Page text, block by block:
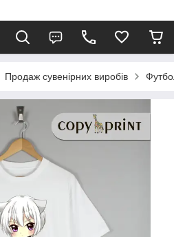
Продаж сувенірних виробів